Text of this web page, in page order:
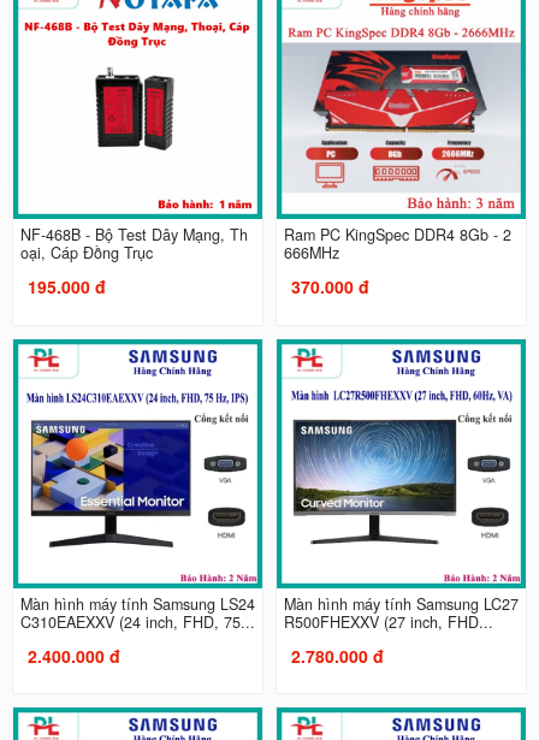
NF-468B - Bộ Test Dây Mạng, Th
oại, Cáp Đồng Trục
195.000 đ
Ram PC KingSpec DDR4 8Gb - 2
666MHz
370.000 đ
Màn hình máy tính Samsung LS24
C310EAEXXV (24 inch, FHD, 75...
2.400.000 đ
Màn hình máy tính Samsung LC27
R500FHEXXV (27 inch, FHD...
2.780.000 đ